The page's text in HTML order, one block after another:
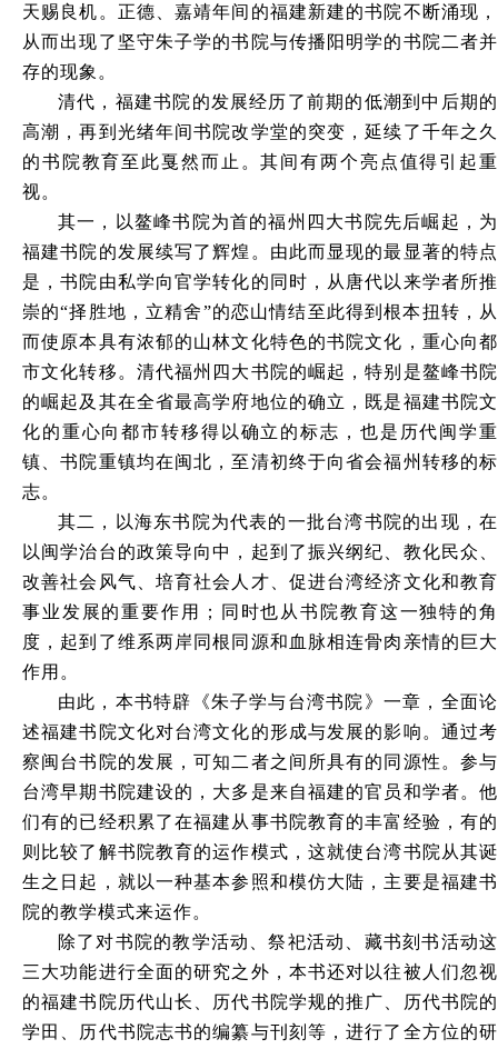
天赐良机。正德、嘉靖年间的福建新建的书院不断涌现，
从而出现了坚守朱子学的书院与传播阳明学的书院二者并
存的现象。
清代，福建书院的发展经历了前期的低潮到中后期的
高潮，再到光绪年间书院改学堂的突变，延续了千年之久
的书院教育至此戛然而止。其间有两个亮点值得引起重
视。
其一，以鳌峰书院为首的福州四大书院先后崛起，为
福建书院的发展续写了辉煌。由此而显现的最显著的特点
是，书院由私学向官学转化的同时，从唐代以来学者所推
崇的“择胜地，立精舍”的恋山情结至此得到根本扭转，从
而使原本具有浓郁的山林文化特色的书院文化，重心向都
市文化转移。清代福州四大书院的崛起，特别是鳌峰书院
的崛起及其在全省最高学府地位的确立，既是福建书院文
化的重心向都市转移得以确立的标志，也是历代闽学重
镇、书院重镇均在闽北，至清初终于向省会福州转移的标
志。
其二，以海东书院为代表的一批台湾书院的出现，在
以闽学治台的政策导向中，起到了振兴纲纪、教化民众、
改善社会风气、培育社会人才、促进台湾经济文化和教育
事业发展的重要作用；同时也从书院教育这一独特的角
度，起到了维系两岸同根同源和血脉相连骨肉亲情的巨大
作用。
由此，本书特辟《朱子学与台湾书院》一章，全面论
述福建书院文化对台湾文化的形成与发展的影响。通过考
察闽台书院的发展，可知二者之间所具有的同源性。参与
台湾早期书院建设的，大多是来自福建的官员和学者。他
们有的已经积累了在福建从事书院教育的丰富经验，有的
则比较了解书院教育的运作模式，这就使台湾书院从其诞
生之日起，就以一种基本参照和模仿大陆，主要是福建书
院的教学模式来运作。
除了对书院的教学活动、祭祀活动、藏书刻书活动这
三大功能进行全面的研究之外，本书还对以往被人们忽视
的福建书院历代山长、历代书院学规的推广、历代书院的
学田、历代书院志书的编纂与刊刻等，进行了全方位的研